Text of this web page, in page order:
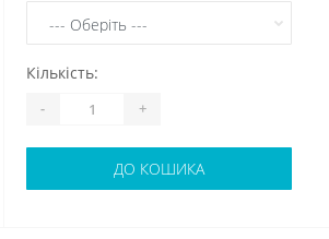
Кількість:
- +
ДО КОШИКА